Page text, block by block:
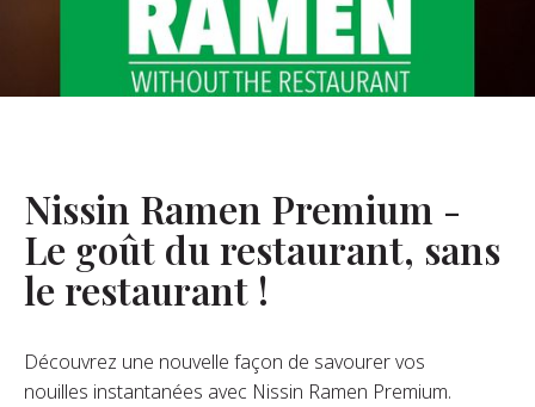
De Nous
FAQ
Nissin Ramen Premium -
Le goût du restaurant, sans
le restaurant !
Découvrez une nouvelle façon de savourer vos
nouilles instantanées avec Nissin Ramen Premium.